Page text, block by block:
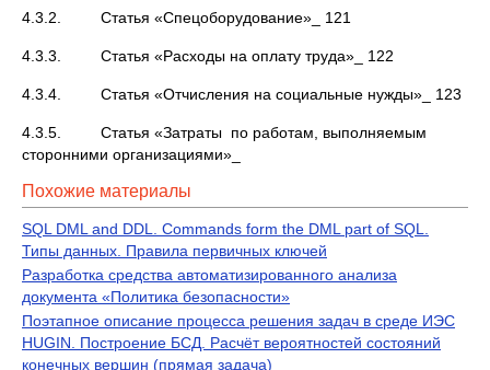
4.3.2. Статья «Спецоборудование»_ 121
4.3.3. Статья «Расходы на оплату труда»_ 122
4.3.4. Статья «Отчисления на социальные нужды»_ 123
4.3.5. Статья «Затраты по работам, выполняемым
сторонними организациями»_
Похожие материалы
SQL DML and DDL. Commands form the DML part of SQL.
Типы данных. Правила первичных ключей
Разработка средства автоматизированного анализа
документа «Политика безопасности»
Поэтапное описание процесса решения задач в среде ИЭС
HUGIN. Построение БСД. Расчёт вероятностей состояний
конечных вершин (прямая задача)